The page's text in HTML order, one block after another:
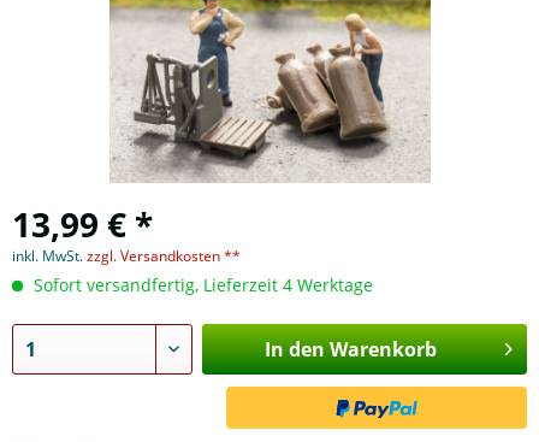
13,99 € *
inkl. MwSt.zzgl. Versandkosten **
Sofort versandfertig, Lieferzeit 4 Werktage
In den Warenkorb